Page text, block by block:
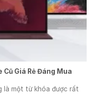
Giá Rẻ Đáng Mua
là một từ khóa được rất